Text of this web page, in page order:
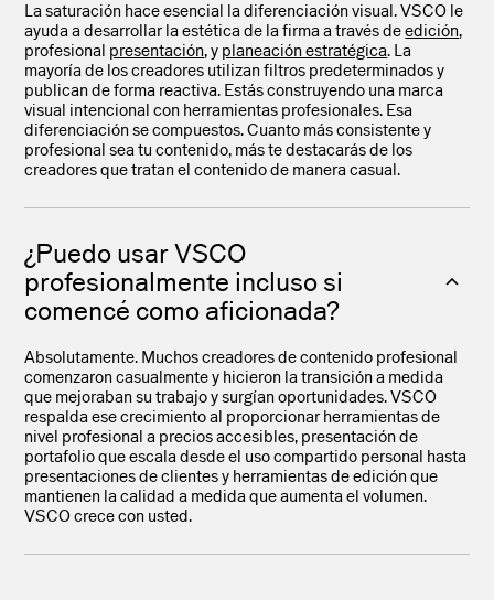
La saturación hace esencial la diferenciación visual. VSCO le
ayuda a desarrollar la estética de la firma a través deedición,
profesional presentación, y planeación estratégica. La
mayoría de los creadores utilizan filtros predeterminados y
publican de forma reactiva. Estás construyendo una marca
visual intencional con herramientas profesionales. Esa
diferenciación se compuestos. Cuanto más consistente y
profesional sea tu contenido, más te destacarás de los
creadores que tratan el contenido de manera casual.
¿Puedo usar VSCO
profesionalmente incluso si
comencé como aficionada?
Absolutamente. Muchos creadores de contenido profesional
comenzaron casualmente y hicieron la transición a medida
que mejoraban su trabajo y surgían oportunidades. VSCO
respalda ese crecimiento al proporcionar herramientas de
nivel profesional a precios accesibles, presentación de
portafolio que escala desde el uso compartido personal hasta
presentaciones de clientes y herramientas de edición que
mantienen la calidad a medida que aumenta el volumen.
VSCO crece con usted.